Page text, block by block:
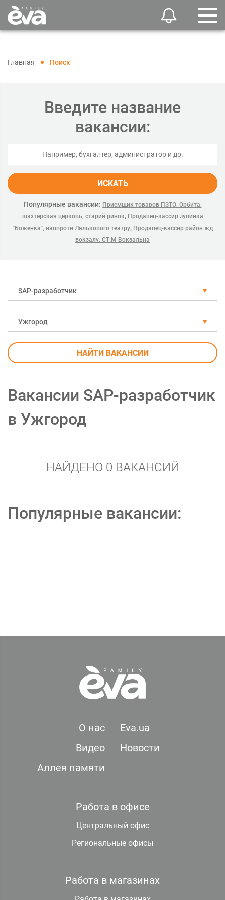
Главная Поиск
Введите название
вакансии:
ИСКАТЬ
Популярные вакансии: Приемщик товаров ПЗТО, Орбита,
шахтерская церковь, старий ринок, Продавец-кассир зупинка
"Боженка", навпроти Лялькового театру, Продавец-кассир район жд
вокзалу, СТ.М Вокзальна
SAP-разработчик
Ужгород
НАЙТИ ВАКАНСИИ
Вакансии SAP-разработчик
в Ужгород
НАЙДЕНО 0 ВАКАНСИЙ
Популярные вакансии:
О нас
Eva.ua
Видео
Новости
Аллея памяти
Работа в офисе
Центральный офис
Региональные офисы
Работа в магазинах